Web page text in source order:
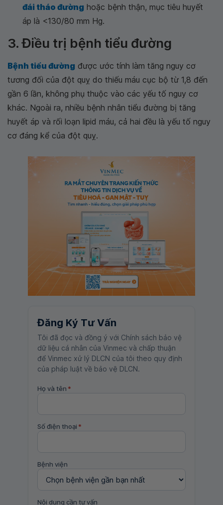
đái tháo đường hoặc bệnh thận, mục tiêu huyết
áp là <130/80 mm Hg.
3. Điều trị bệnh tiểu đường
Bệnh tiểu đường được ước tính làm tăng nguy cơ
tương đối của đột quỵ do thiếu máu cục bộ từ 1,8 đến
gần 6 lần, không phụ thuộc vào các yếu tố nguy cơ
khác. Ngoài ra, nhiều bệnh nhân tiểu đường bị tăng
huyết áp và rối loạn lipid máu, cả hai đều là yếu tố nguy
cơ đáng kể của đột quỵ.
Đăng Ký Tư Vấn
Tôi đã đọc và đồng ý với Chính sách bảo vệ
dữ liệu cá nhân của Vinmec và chấp thuận
để Vinmec xử lý DLCN của tôi theo quy định
của pháp luật về bảo vệ DLCN.
Họ và tên *
Số điện thoại *
Bệnh viện
Nội dung cần tư vấn